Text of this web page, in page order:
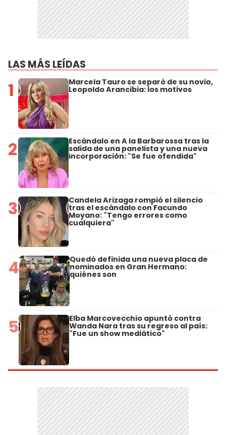
LAS MÁS LEÍDAS
1 Marcela Tauro se separó de su novio,
Leopoldo Arancibia: los motivos
2 Escándalo en A la Barbarossa tras la
salida de una panelista y una nueva
incorporación: "Se fue ofendida"
3 Candela Arizaga rompió el silencio
tras el escándalo con Facundo
Moyano: "Tengo errores como
cualquiera"
4 Quedó definida una nueva placa de
nominados en Gran Hermano:
quiénes son
5 Elba Marcovecchio apuntó contra
Wanda Nara tras su regreso al país:
"Fue un show mediático"